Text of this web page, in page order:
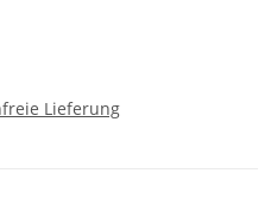
Lieferung